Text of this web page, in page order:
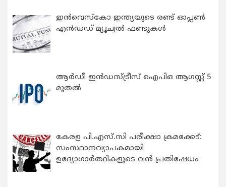
ഇന്‍വെസ്കോ ഇന്ത്യയുടെ രണ്ട് ഓപ്പണ്‍
എന്‍ഡഡ് മ്യൂച്വല്‍ ഫണ്ടുകള്‍
ആർഡീ ഇൻഡസ്ട്രീസ് ഐപിഒ ആഗസ്റ്റ് 5
മുതൽ
കേരള പി.എസ്.സി പരീക്ഷാ ക്രമക്കേട്:
സംസ്ഥാനവ്യാപകമായി
ഉദ്യോഗാര്‍ത്ഥികളുടെ വന്‍ പ്രതിഷേധം